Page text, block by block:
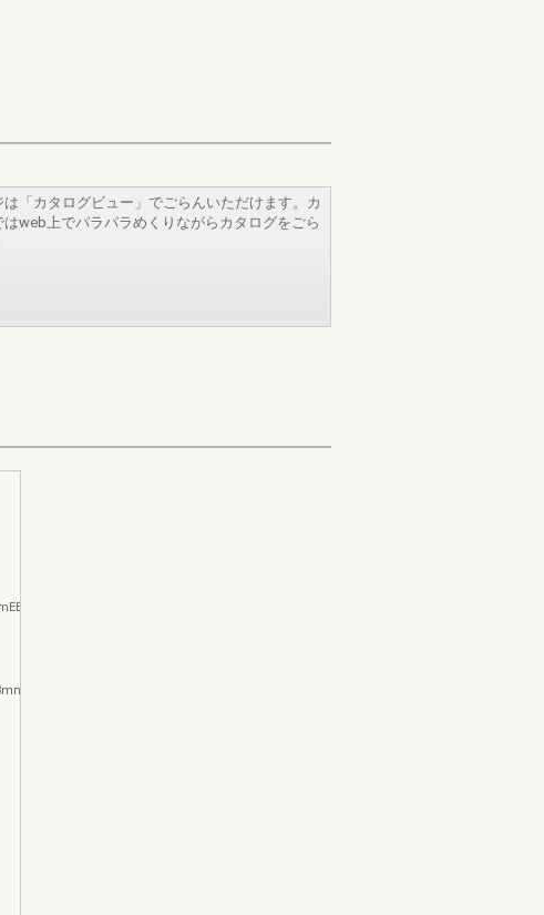
は「カタログビュー」でごらんいただけます。カ
はweb上でパラパラめくりながらカタログをごら